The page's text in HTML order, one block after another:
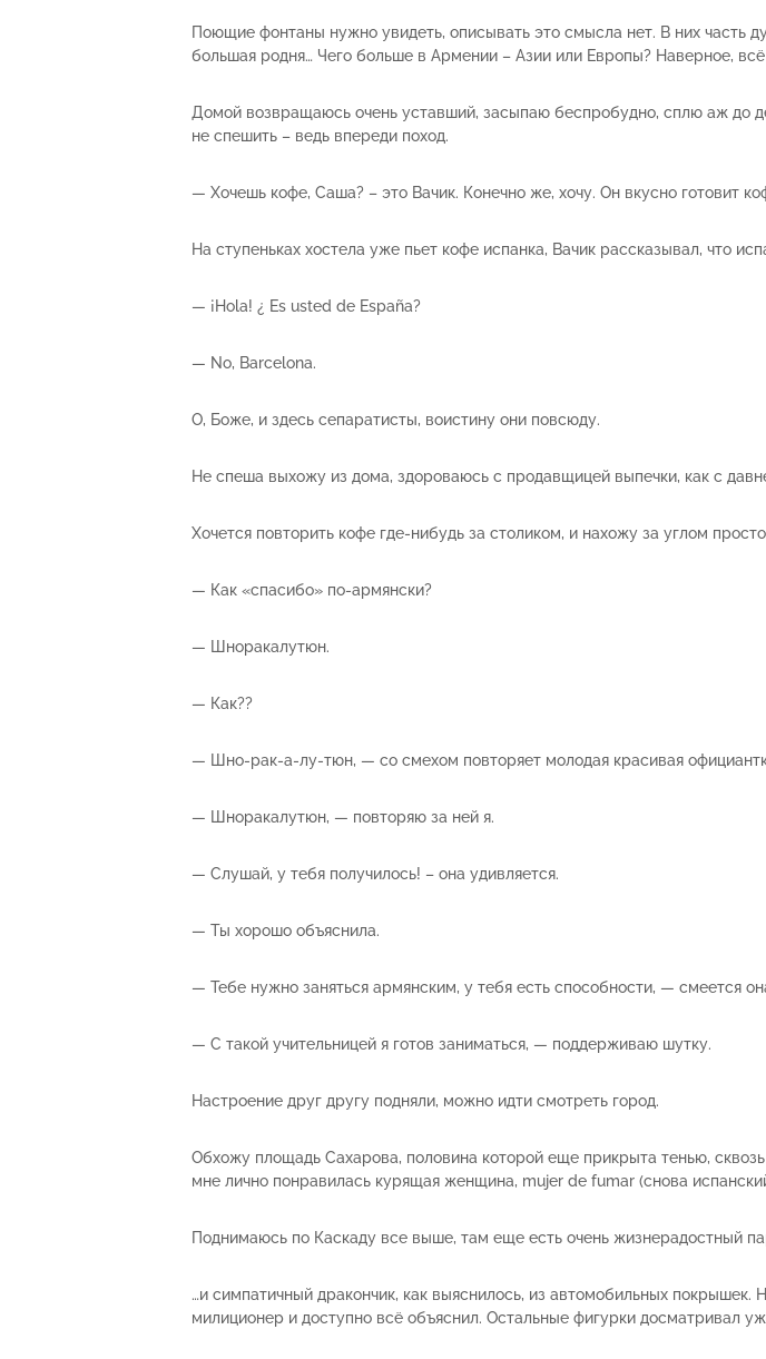
Поющие фонтаны нужно увидеть, описывать это смысла нет. В них часть
большая родня… Чего больше в Армении – Азии или Европы? Наверное,
Домой возвращаюсь очень уставший, засыпаю беспробудно, сплю аж до
не спешить – ведь впереди поход.
— Хочешь кофе, Саша? – это Вачик. Конечно же, хочу. Он вкусно готовит
На ступеньках хостела уже пьет кофе испанка, Вачик рассказывал, что
— ¡Hola! ¿ Es usted de España?
— No, Barcelona.
О, Боже, и здесь сепаратисты, воистину они повсюду.
Не спеша выхожу из дома, здороваюсь с продавщицей выпечки, как с
Хочется повторить кофе где-нибудь за столиком, и нахожу за углом
— Как «спасибо» по-армянски?
— Шноракалутюн.
— Как??
— Шно-рак-а-лу-тюн, — со смехом повторяет молодая красивая
— Шноракалутюн, — повторяю за ней я.
— Слушай, у тебя получилось! – она удивляется.
— Ты хорошо объяснила.
— Тебе нужно заняться армянским, у тебя есть способности, — смеется
— С такой учительницей я готов заниматься, — поддерживаю шутку.
Настроение друг другу подняли, можно идти смотреть город.
Обхожу площадь Сахарова, половина которой еще прикрыта тенью,
мне лично понравилась курящая женщина, mujer de fumar (снова
Поднимаюсь по Каскаду все выше, там еще есть очень жизнерадостный
…и симпатичный дракончик, как выяснилось, из автомобильных покрышек.
милиционер и доступно всё объяснил. Остальные фигурки досматривал